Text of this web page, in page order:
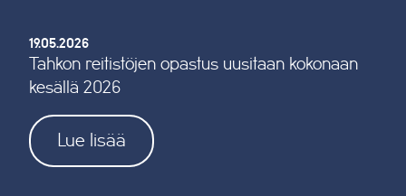
19.05.2026
Tahkon reitistöjen opastus uusitaan kokonaan
kesällä 2026
Lue lisää